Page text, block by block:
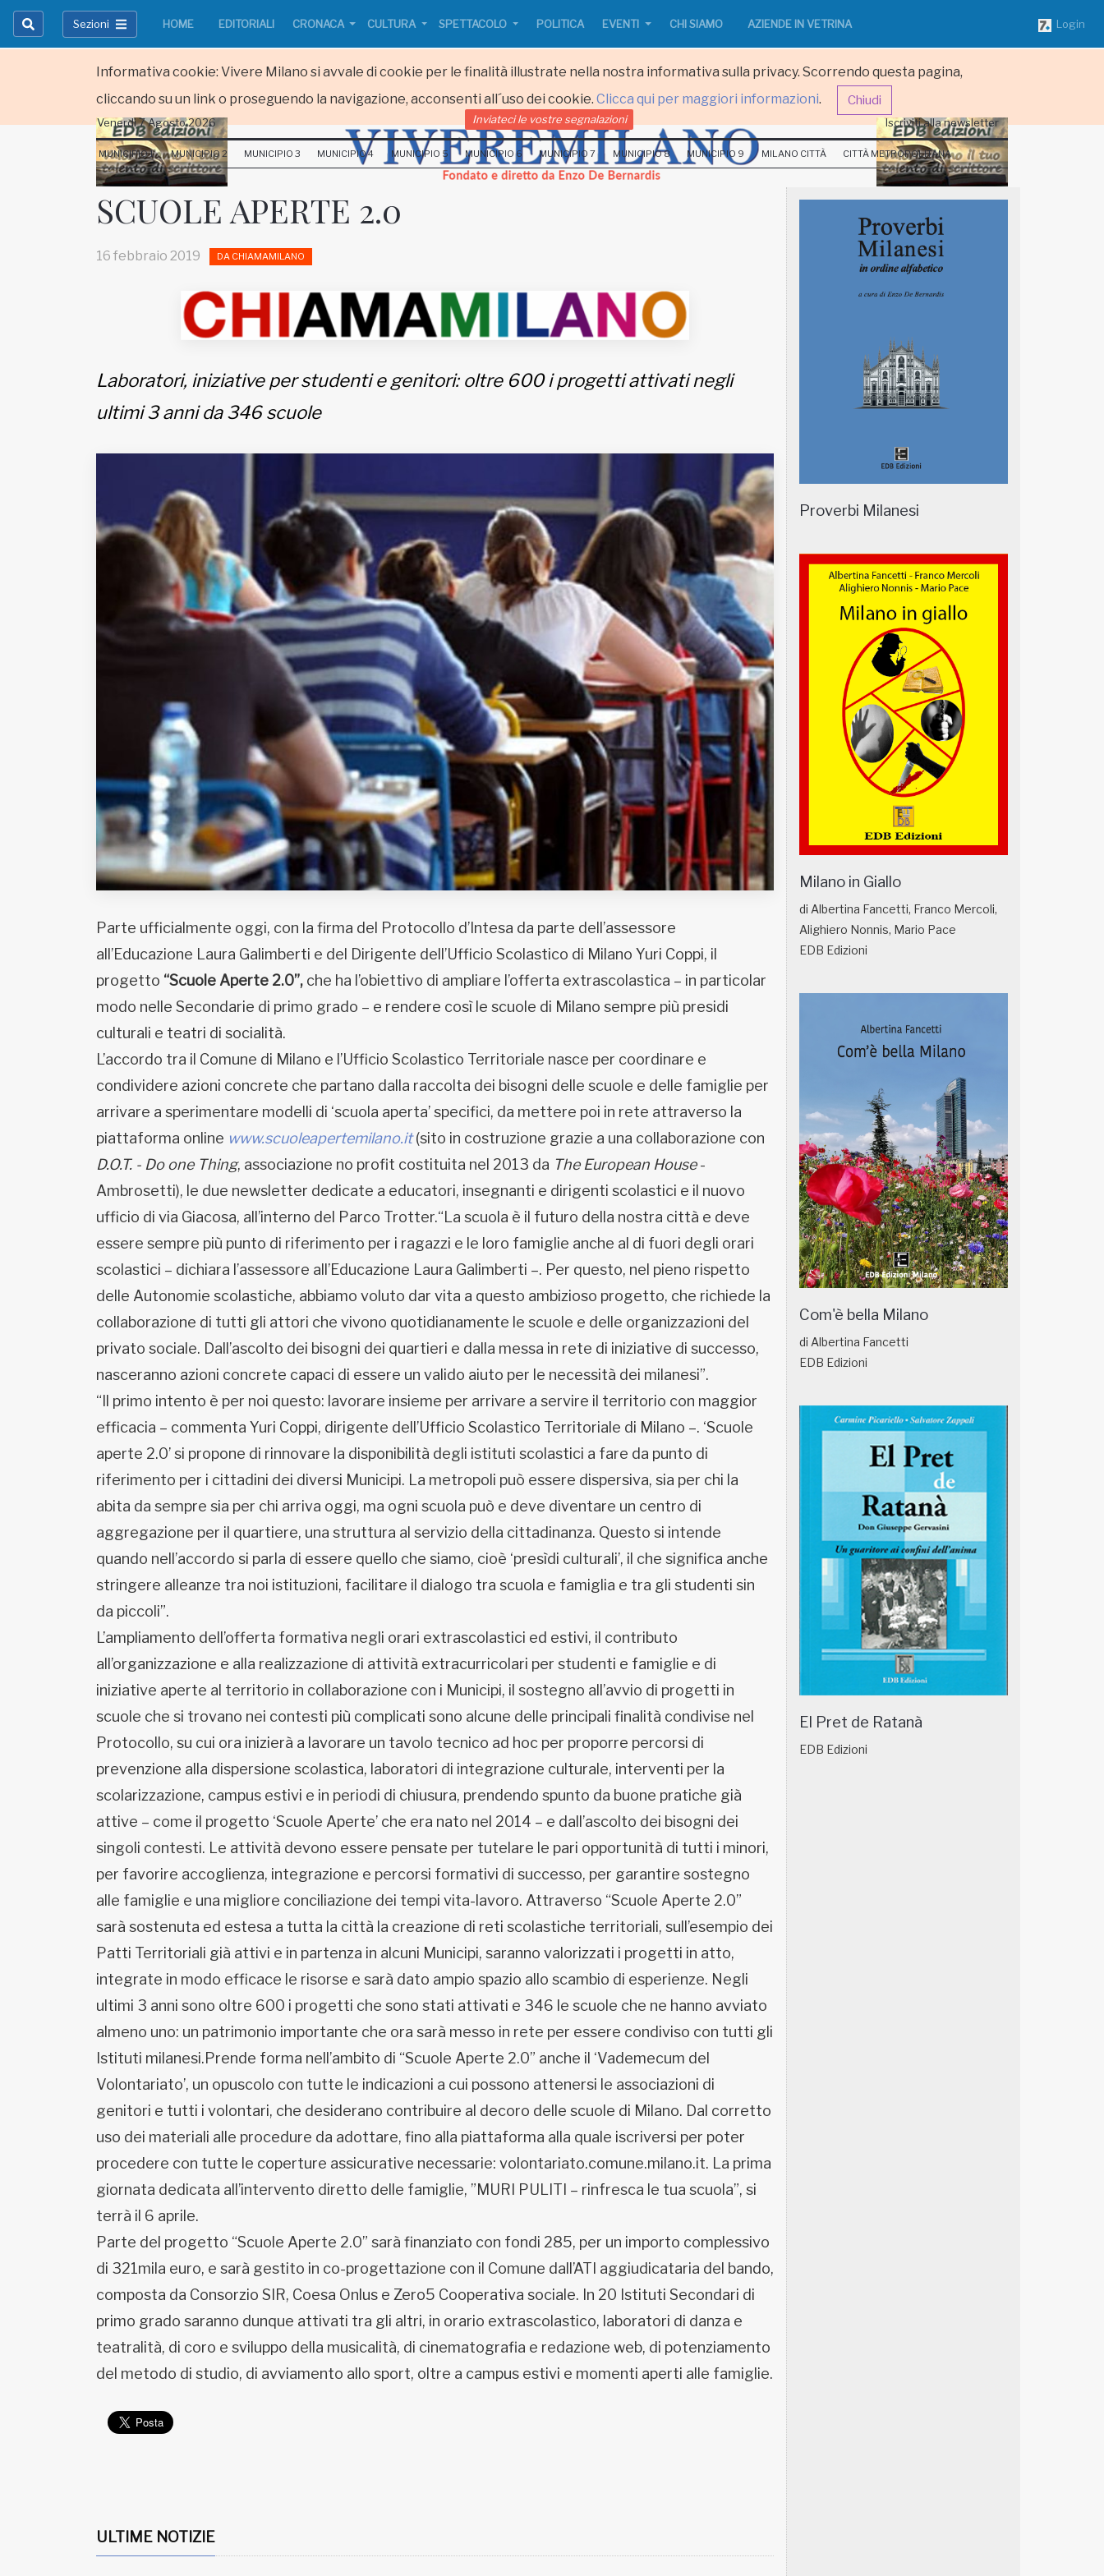
Informativa cookie: Vivere Milano si avvale di cookie per le finalità illustrate nella nostra informativa sulla privacy. Scorrendo questa pagina,
cliccando su un link o proseguendo la navigazione, acconsenti all´uso dei cookie. Clicca qui per maggiori informazioni. Chiudi
Sezioni HOME EDITORIALI CRONACA CULTURA SPETTACOLO POLITICA EVENTI CHI SIAMO AZIENDE IN VETRINA Login
Inviateci le vostre segnalazioni
EDB edizioni - Via Brivio angolo C.
Venerdi 7 Agosto 2026 Inviateci le vostre segnalazioni Iscriviti alla newsletter
MUNICIPIO 1 MUNICIPIO 2 MUNICIPIO 3 MUNICIPIO 4 MUNICIPIO 5 MUNICIPIO 6 MUNICIPIO 7 MUNICIPIO 8 MUNICIPIO 9 MILANO CITTÀ CITTÀ METROPOLITANA
SCUOLE APERTE 2.0
16 febbraio 2019 DA CHIAMAMILANO
Laboratori, iniziative per studenti e genitori: oltre 600 i progetti attivati negli
ultimi 3 anni da 346 scuole
Parte ufficialmente oggi, con la firma del Protocollo d’Intesa da parte dell’assessore
all’Educazione Laura Galimberti e del Dirigente dell’Ufficio Scolastico di Milano Yuri Coppi, il
progetto “Scuole Aperte 2.0”, che ha l’obiettivo di ampliare l’offerta extrascolastica – in particolar
modo nelle Secondarie di primo grado – e rendere così le scuole di Milano sempre più presidi
culturali e teatri di socialità.
L’accordo tra il Comune di Milano e l’Ufficio Scolastico Territoriale nasce per coordinare e
condividere azioni concrete che partano dalla raccolta dei bisogni delle scuole e delle famiglie per
arrivare a sperimentare modelli di ‘scuola aperta’ specifici, da mettere poi in rete attraverso la
piattaforma online www.scuoleapertemilano.it(sito in costruzione grazie a una collaborazione con
D.O.T. - Do one Thing, associazione no profit costituita nel 2013 da The European House-
Ambrosetti), le due newsletter dedicate a educatori, insegnanti e dirigenti scolastici e il nuovo
ufficio di via Giacosa, all’interno del Parco Trotter.“La scuola è il futuro della nostra città e deve
essere sempre più punto di riferimento per i ragazzi e le loro famiglie anche al di fuori degli orari
scolastici – dichiara l’assessore all’Educazione Laura Galimberti –. Per questo, nel pieno rispetto
delle Autonomie scolastiche, abbiamo voluto dar vita a questo ambizioso progetto, che richiede la
collaborazione di tutti gli attori che vivono quotidianamente le scuole e delle organizzazioni del
privato sociale. Dall’ascolto dei bisogni dei quartieri e dalla messa in rete di iniziative di successo,
nasceranno azioni concrete capaci di essere un valido aiuto per le necessità dei milanesi”.
“Il primo intento è per noi questo: lavorare insieme per arrivare a servire il territorio con maggior
efficacia – commenta Yuri Coppi, dirigente dell’Ufficio Scolastico Territoriale di Milano –. ‘Scuole
aperte 2.0’ si propone di rinnovare la disponibilità degli istituti scolastici a fare da punto di
riferimento per i cittadini dei diversi Municipi. La metropoli può essere dispersiva, sia per chi la
abita da sempre sia per chi arriva oggi, ma ogni scuola può e deve diventare un centro di
aggregazione per il quartiere, una struttura al servizio della cittadinanza. Questo si intende
quando nell’accordo si parla di essere quello che siamo, cioè ‘presìdi culturali’, il che significa anche
stringere alleanze tra noi istituzioni, facilitare il dialogo tra scuola e famiglia e tra gli studenti sin
da piccoli”.
L’ampliamento dell’offerta formativa negli orari extrascolastici ed estivi, il contributo
all’organizzazione e alla realizzazione di attività extracurricolari per studenti e famiglie e di
iniziative aperte al territorio in collaborazione con i Municipi, il sostegno all’avvio di progetti in
scuole che si trovano nei contesti più complicati sono alcune delle principali finalità condivise nel
Protocollo, su cui ora inizierà a lavorare un tavolo tecnico ad hoc per proporre percorsi di
prevenzione alla dispersione scolastica, laboratori di integrazione culturale, interventi per la
scolarizzazione, campus estivi e in periodi di chiusura, prendendo spunto da buone pratiche già
attive – come il progetto ‘Scuole Aperte’ che era nato nel 2014 – e dall’ascolto dei bisogni dei
singoli contesti. Le attività devono essere pensate per tutelare le pari opportunità di tutti i minori,
per favorire accoglienza, integrazione e percorsi formativi di successo, per garantire sostegno
alle famiglie e una migliore conciliazione dei tempi vita-lavoro. Attraverso “Scuole Aperte 2.0”
sarà sostenuta ed estesa a tutta la città la creazione di reti scolastiche territoriali, sull’esempio dei
Patti Territoriali già attivi e in partenza in alcuni Municipi, saranno valorizzati i progetti in atto,
integrate in modo efficace le risorse e sarà dato ampio spazio allo scambio di esperienze. Negli
ultimi 3 anni sono oltre 600 i progetti che sono stati attivati e 346 le scuole che ne hanno avviato
almeno uno: un patrimonio importante che ora sarà messo in rete per essere condiviso con tutti gli
Istituti milanesi.Prende forma nell’ambito di “Scuole Aperte 2.0” anche il ‘Vademecum del
Volontariato’, un opuscolo con tutte le indicazioni a cui possono attenersi le associazioni di
genitori e tutti i volontari, che desiderano contribuire al decoro delle scuole di Milano. Dal corretto
uso dei materiali alle procedure da adottare, fino alla piattaforma alla quale iscriversi per poter
procedere con tutte le coperture assicurative necessarie: volontariato.comune.milano.it. La prima
giornata dedicata all’intervento diretto delle famiglie, ”MURI PULITI – rinfresca le tua scuola”, si
terrà il 6 aprile.
Parte del progetto “Scuole Aperte 2.0” sarà finanziato con fondi 285, per un importo complessivo
di 321mila euro, e sarà gestito in co-progettazione con il Comune dall’ATI aggiudicataria del bando,
composta da Consorzio SIR, Coesa Onlus e Zero5 Cooperativa sociale. In 20 Istituti Secondari di
primo grado saranno dunque attivati tra gli altri, in orario extrascolastico, laboratori di danza e
teatralità, di coro e sviluppo della musicalità, di cinematografia e redazione web, di potenziamento
del metodo di studio, di avviamento allo sport, oltre a campus estivi e momenti aperti alle famiglie.
ULTIME NOTIZIE
Proverbi Milanesi
Milano in Giallo
di Albertina Fancetti, Franco Mercoli,
Alighiero Nonnis, Mario Pace
EDB Edizioni
Com'è bella Milano
di Albertina Fancetti
EDB Edizioni
El Pret de Ratanà
EDB Edizioni